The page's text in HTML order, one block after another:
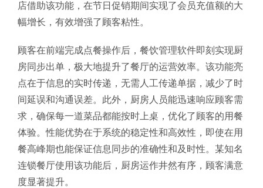
店借助该功能，在节日促销期间实现了会员充值额的大
幅增长，有效增强了顾客粘性。
顾客在前端完成点餐操作后，餐饮管理软件即刻实现厨
房同步出单，极大地提升了餐厅的运营效率。该功能亮
点在于信息的实时传递，无需人工传递单据，减少了时
间延误和沟通误差。此外，厨房人员能迅速响应顾客需
求，确保每一道菜品都能按时上桌，优化了顾客的用餐
体验。性能优势在于系统的稳定性和高效性，即使在用
餐高峰期也能保证信息同步的准确性和及时性。某知名
连锁餐厅使用该功能后，厨房运作井然有序，顾客满意
度显著提升。